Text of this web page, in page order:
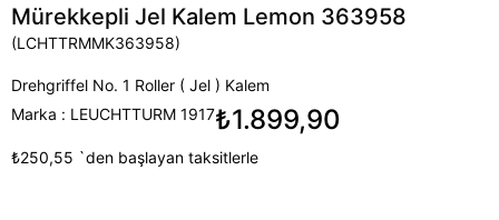
Mürekkepli Jel Kalem Lemon 363958
(LCHTTRMMK363958)
Marka : LEUCHTTURM 1917₺1.899,90
₺250,55 `den başlayan taksitlerle
Drehgriffel No. 1 Roller ( Jel ) Kalem